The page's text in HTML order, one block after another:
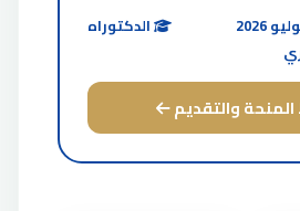
الدكتوراه
والتقديم